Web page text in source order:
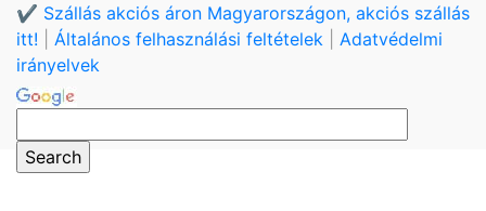
✔️ Szállás akciós áron Magyarországon, akciós szállás
itt!
Általános felhasználási feltételek
Adatvédelmi
irányelvek